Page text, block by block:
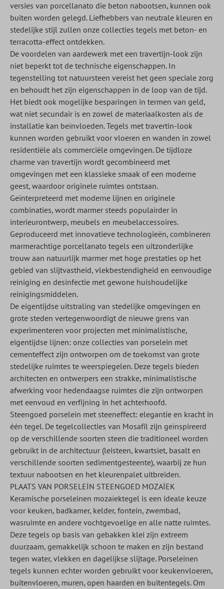
versies van porcellanato die beton nabootsen, kunnen ook
buiten worden gelegd. Liefhebbers van neutrale kleuren en
stedelijke stijl zullen onze collecties tegels met beton- en
terracotta-effect ontdekken.
De voordelen van aardewerk met een travertijn-look zijn
niet beperkt tot de technische eigenschappen. In
tegenstelling tot natuursteen vereist het geen speciale zorg
en behoudt het zijn eigenschappen in de loop van de tijd.
Het biedt ook mogelijke besparingen in termen van geld,
wat niet secundair is en zowel de materiaalkosten als de
installatie kan beïnvloeden. Tegels met travertin-look
kunnen worden gebruikt voor vloeren en wanden in zowel
residentiële als commerciële omgevingen. De tijdloze
charme van travertijn wordt gecombineerd met
omgevingen met een klassieke smaak of een moderne
geest, waardoor originele ruimtes ontstaan.
Geïnterpreteerd met moderne lijnen en originele
combinaties, wordt marmer steeds populairder in
interieurontwerp, meubels en meubelaccessoires.
Geproduceerd met innovatieve technologieën, combineren
marmerachtige porcellanato tegels een uitzonderlijke
trouw aan natuurlijk marmer met hoge prestaties op het
gebied van slijtvastheid, vlekbestendigheid en eenvoudige
reiniging en desinfectie met gewone huishoudelijke
reinigingsmiddelen.
De eigentijdse uitstraling van stedelijke omgevingen en
grote steden vertegenwoordigt de nieuwe grens van
experimenteren voor projecten met minimalistische,
eigentijdse lijnen: onze collecties van porselein met
cementeffect zijn ontworpen om de toekomst van grote
stedelijke ruimtes te weerspiegelen. Deze tegels bieden
architecten en ontwerpers een strakke, minimalistische
afwerking voor hedendaagse ruimtes die zijn ontworpen
met eenvoud en verfijning in het achterhoofd.
Steengoed porselein met steeneffect: elegantie en kracht in
één tegel. De tegelcollecties van Mosafil zijn geïnspireerd
op de verschillende soorten steen die traditioneel worden
gebruikt in de architectuur (leisteen, kwartsiet, basalt en
verschillende soorten sedimentgesteente), waarbij ze hun
textuur nabootsen en het kleurenpalet uitbreiden.
PLAATS VAN PORSELEİN STEENGOED MOZAÏEK
Keramische porseleinen mozaïektegel is een ideale keuze
voor keuken, badkamer, kelder, fontein, zwembad,
wasruimte en andere vochtgevoelige en alle natte ruimtes.
Deze tegels op basis van gebakken klei zijn extreem
duurzaam, gemakkelijk schoon te maken en zijn bestand
tegen water, vlekken en dagelijkse slijtage. Porseleinen
tegels kunnen echter worden gebruikt voor keukenvloeren,
buitenvloeren, muren, open haarden en buitentegels. Om